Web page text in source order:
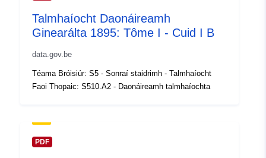
https://statbel.fgov.be/fr
https://statbel.fgov.be/nl
February 2024
Spásúil:
Talmhaíocht Daonáireamh
Ginearálta 1895: Tôme I - Cuid I B
data.gov.be
Téama Bróisiúr: S5 - Sonraí staidrimh - Talmhaíocht
Faoi Thopaic: S510.A2 - Daonáireamh talmhaíochta
PDF